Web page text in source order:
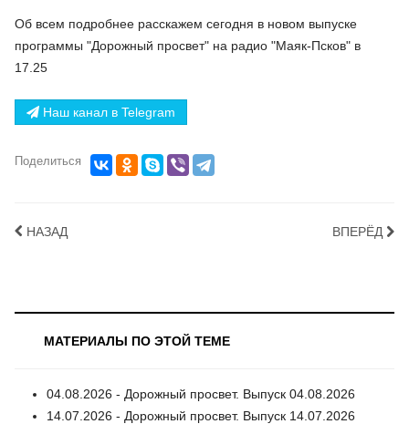
Об всем подробнее расскажем сегодня в новом выпуске
программы "Дорожный просвет" на радио "Маяк-Псков" в
17.25
Наш канал в Telegram
Поделиться
НАЗАД ВПЕРЁД
МАТЕРИАЛЫ ПО ЭТОЙ ТЕМЕ
04.08.2026 - Дорожный просвет. Выпуск 04.08.2026
14.07.2026 - Дорожный просвет. Выпуск 14.07.2026